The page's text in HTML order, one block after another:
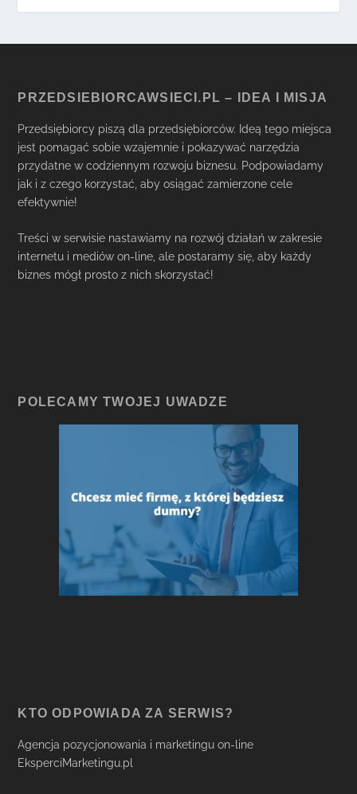
PRZEDSIEBIORCAWSIECI.PL – IDEA I MISJA
Przedsiębiorcy piszą dla przedsiębiorców. Ideą tego miejsca
jest pomagać sobie wzajemnie i pokazywać narzędzia
przydatne w codziennym rozwoju biznesu. Podpowiadamy
jak i z czego korzystać, aby osiągać zamierzone cele
efektywnie!
Treści w serwisie nastawiamy na rozwój działań w zakresie
internetu i mediów on-line, ale postaramy się, aby każdy
biznes mógł prosto z nich skorzystać!
POLECAMY TWOJEJ UWADZE
KTO ODPOWIADA ZA SERWIS?
Agencja pozycjonowania i marketingu on-line
EksperciMarketingu.pl